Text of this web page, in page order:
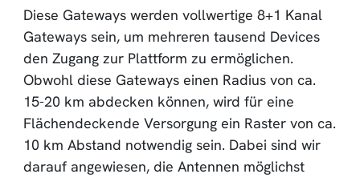
Diese Gateways werden vollwertige 8+1 Kanal
Gateways sein, um mehreren tausend Devices
den Zugang zur Plattform zu ermöglichen.
Obwohl diese Gateways einen Radius von ca.
15-20 km abdecken können, wird für eine
Flächendeckende Versorgung ein Raster von ca.
10 km Abstand notwendig sein. Dabei sind wir
darauf angewiesen, die Antennen möglichst